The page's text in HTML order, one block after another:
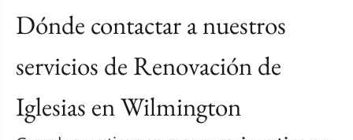
Dónde contactar a nuestros
servicios de Renovación de
Iglesias en Wilmington